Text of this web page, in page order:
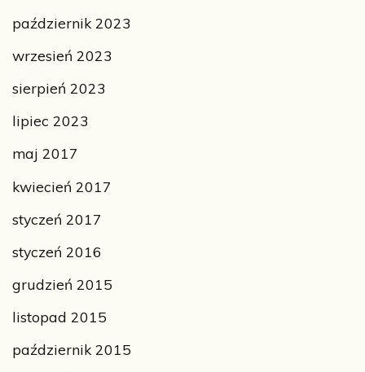
październik 2023
wrzesień 2023
sierpień 2023
lipiec 2023
maj 2017
kwiecień 2017
styczeń 2017
styczeń 2016
grudzień 2015
listopad 2015
październik 2015